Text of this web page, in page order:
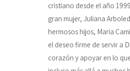
cristiano desde el año
gran mujer, Juliana
hermosos hijos, Maria
el deseo firme de servir a
corazón y apoyar en lo